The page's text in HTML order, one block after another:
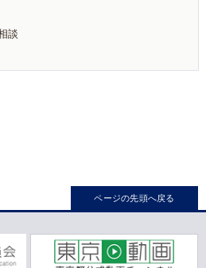
談
ページの先頭へ戻る